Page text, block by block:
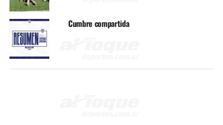
Cumbre compartida